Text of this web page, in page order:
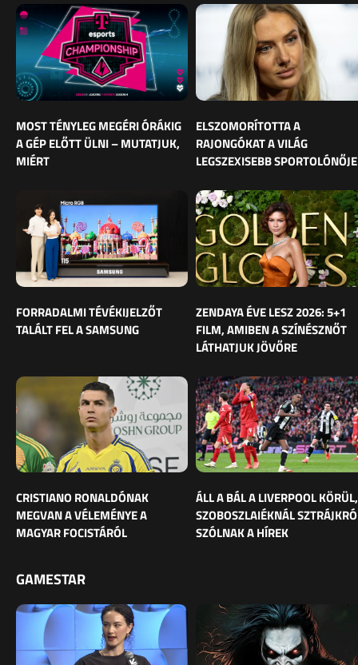
MOST TÉNYLEG MEGÉRI ÓRÁKIG
A GÉP ELŐTT ÜLNI – MUTATJUK,
MIÉRT
ELSZOMORÍTOTTA A
RAJONGÓKAT A VILÁG
LEGSZEXISEBB SPORTOLÓNŐJE
FORRADALMI TÉVÉKIJELZŐT
TALÁLT FEL A SAMSUNG
ZENDAYA ÉVE LESZ 2026: 5+1
FILM, AMIBEN A SZÍNÉSZNŐT
LÁTHATJUK JÖVŐRE
CRISTIANO RONALDÓNAK
MEGVAN A VÉLEMÉNYE A
MAGYAR FOCISTÁRÓL
ÁLL A BÁL A LIVERPOOL KÖRÜL,
SZOBOSZLAIÉKNÁL
SZÓLNAK A HÍREK
GAMESTAR